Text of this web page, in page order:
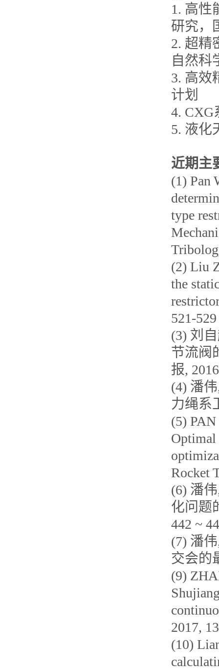
1. 高性
研究，
2. 超精
自然科
3. 高效
计划
4.
5. 液化
近期主
(1) Pan
type
(2) Liu
the
521-529
(3) 刘
节流阀
报,
(4) 潘
力绳系
(5)
Optimal
Rocket
(6) 潘
化问题
442 ~
(7) 潘
交会的
(9)
2017,
(10)